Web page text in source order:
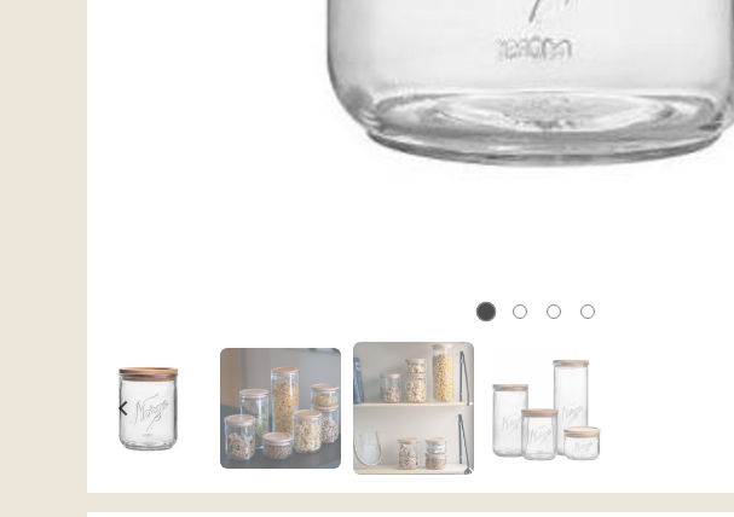
4.0 av 5 mulige
Norgesglass Beholder
20 cm
199,-
Norgesglass Beholder
20 cm
199,-
På lager